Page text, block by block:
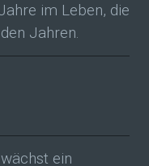
im Leben, die
Jahren.
ein